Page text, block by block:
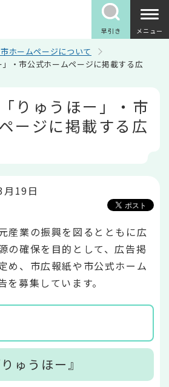
早引き メニュー
ホームページについて
・市公式ホームページに掲載する広
りゅうほー」・市
ージに掲載する広
19日
産業の振興を図るとともに広
の確保を目的として、広告掲
め、市広報紙や市公式ホーム
募集しています。
ゅうほー』